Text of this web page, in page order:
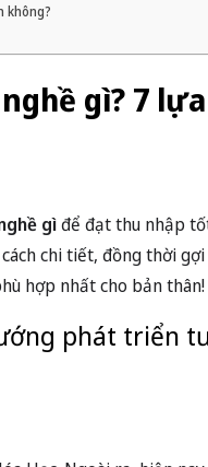
không?
gì? 7
gìđể đạt thu nhập
chi tiết, đồng thời
hợp nhất cho bản thân!
phát triển